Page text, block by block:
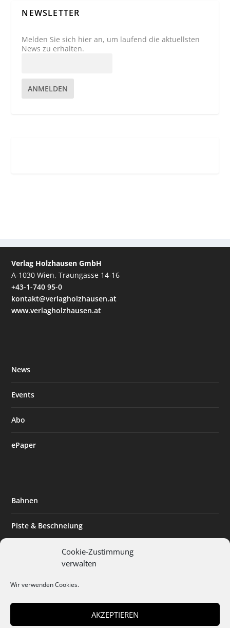
Cookie-Zustimmung
verwalten
Wir verwenden Cookies.
AKZEPTIEREN
NEWSLETTER
Melden Sie sich hier an, um laufend die aktuellsten
News zu erhalten.
ANMELDEN
Verlag Holzhausen GmbH
A-1030 Wien, Traungasse 14-16
+43-1-740 95-0
kontakt@verlagholzhausen.at
www.verlagholzhausen.at
News
Events
Abo
ePaper
Bahnen
Piste & Beschneiung
Expertise & Technik